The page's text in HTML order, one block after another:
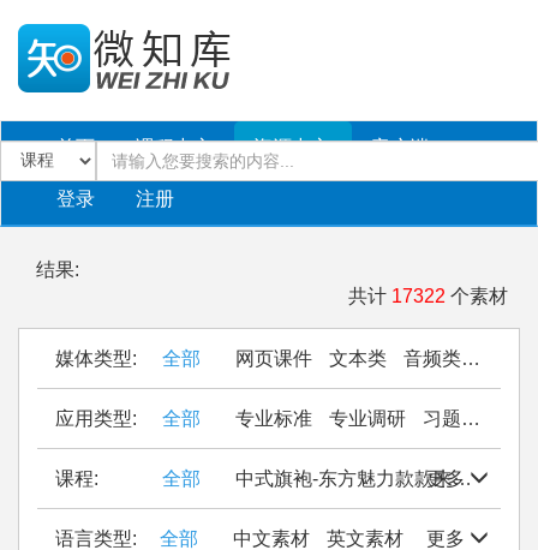
首页 课程中心 资源中心 客户端
登录 注册
结果:
共计 17322 个素材
媒体类型: 全部 网页课件 文本类 音频类
应用类型: 全部 专业标准 专业调研 习题作业
更多
课程: 全部 中式旗袍-东方魅力款款来 Seal
更多
语言类型: 全部 中文素材 英文素材